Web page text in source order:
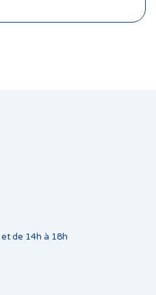
de 14h à 18h